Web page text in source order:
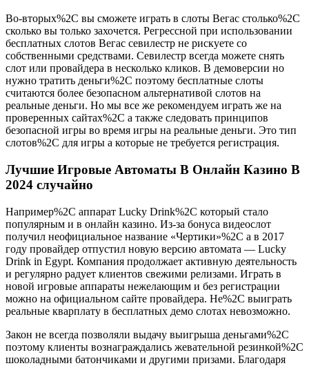
Во-вторых%2C вы сможете играть в слоты Вегас столько%2C
сколько вы только захочется. Регрессной при использовании
бесплатных слотов Вегас севилестр не рискуете со
собственными средствами. Севилестр всегда можете снять
слот или провайдера в несколько кликов. В демоверсии но
нужно тратить деньги%2C поэтому бесплатные слоты
считаются более безопасном альтернативой слотов на
реальные деньги. Но мы все же рекомендуем играть же на
проверенных сайтах%2C а также следовать принципов
безопасной игры во время игры на реальные деньги. Это тип
слотов%2C для игры а которые не требуется регистрация.
Лучшие Игровые Автоматы В Онлайн Казино В
2024 случайно
Например%2C аппарат Lucky Drink%2C который стало
популярным и в онлайн казино. Из-за бонуса видеослот
получил неофициальное название «Чертики»%2C а в 2017
году провайдер отпустил новую версию автомата — Lucky
Drink in Egypt. Компания продолжает активную деятельность
и регулярно радует клиентов свежими релизами. Играть в
новой игровые аппараты нежелающим и без регистрации
можно на официальном сайте провайдера. Не%2C выиграть
реальные кварплату в бесплатных демо слотах невозможно.
Закон не всегда позволяли выдачу выигрыша деньгами%2C
поэтому клиенты вознаграждались жевательной резинкой%2C
шоколадными батончиками и другими призами. Благодаря